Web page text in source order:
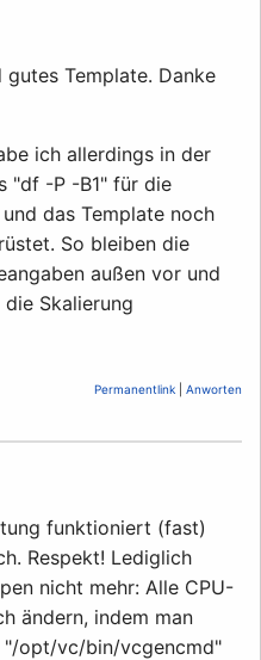
gutes Template. Danke
ich allerdings in der
"df -P -B1" für die
das Template noch
So bleiben die
außen vor und
Skalierung
Permanentlink Anworten
funktioniert (fast)
Respekt! Lediglich
nicht mehr: Alle CPU-
ändern, indem man
"/opt/vc/bin/vcgencmd"